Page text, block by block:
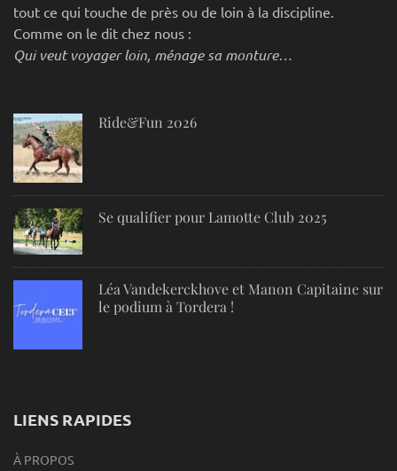
tout ce qui touche de près ou de loin à la discipline.
Comme on le dit chez nous :
Qui veut voyager loin, ménage sa monture…
Ride&Fun 2026
Se qualifier pour Lamotte Club 2025
Léa Vandekerckhove et Manon Capitaine sur
le podium à Tordera !
LIENS RAPIDES
À PROPOS